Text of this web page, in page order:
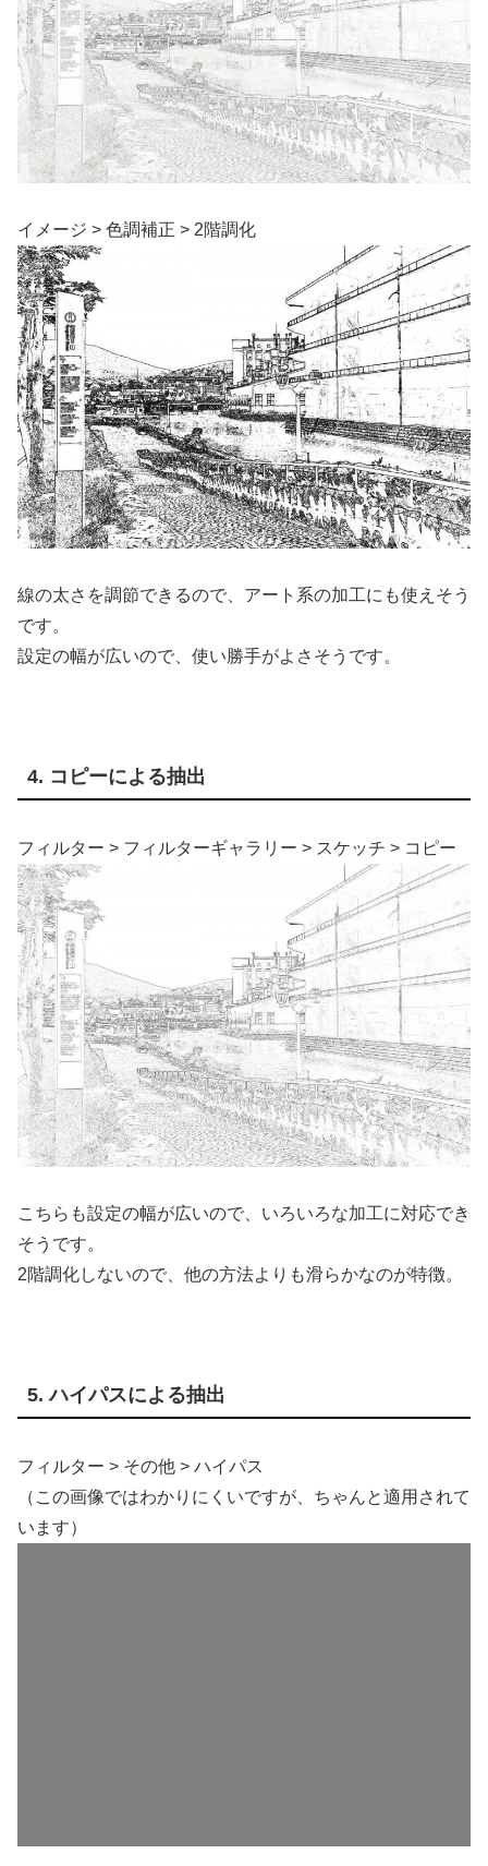
イメージ > 色調補正 > 2階調化
線の太さを調節できるので、アート系の加工にも使えそう
です。
設定の幅が広いので、使い勝手がよさそうです。
4. コピーによる抽出
フィルター > フィルターギャラリー > スケッチ > コピー
こちらも設定の幅が広いので、いろいろな加工に対応でき
そうです。
2階調化しないので、他の方法よりも滑らかなのが特徴。
5. ハイパスによる抽出
フィルター > その他 > ハイパス
（この画像ではわかりにくいですが、ちゃんと適用されて
います）